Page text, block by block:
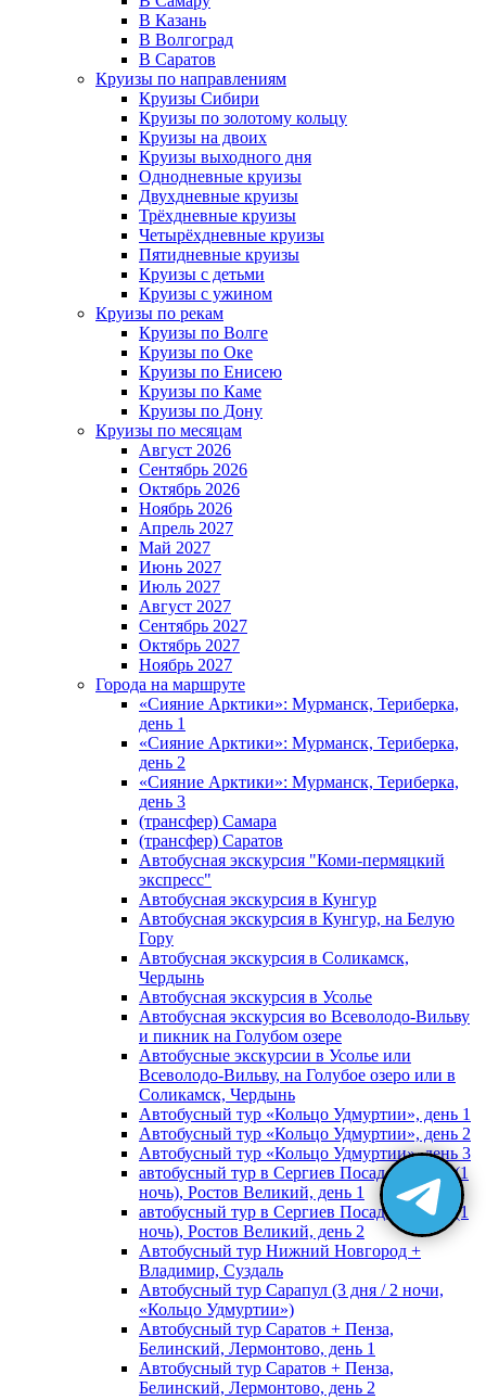
В Казань
В Волгоград
В Саратов
Круизы по направлениям
Круизы Сибири
Круизы по золотому кольцу
Круизы на двоих
Круизы выходного дня
Однодневные круизы
Двухдневные круизы
Трёхдневные круизы
Четырёхдневные круизы
Пятидневные круизы
Круизы с детьми
Круизы с ужином
Круизы по рекам
Круизы по Волге
Круизы по Оке
Круизы по Енисею
Круизы по Каме
Круизы по Дону
Круизы по месяцам
Август 2026
Сентябрь 2026
Октябрь 2026
Ноябрь 2026
Апрель 2027
Май 2027
Июнь 2027
Июль 2027
Август 2027
Сентябрь 2027
Октябрь 2027
Ноябрь 2027
Города на маршруте
«Сияние Арктики»: Мурманск, Териберка,
день 1
«Сияние Арктики»: Мурманск, Териберка,
день 2
«Сияние Арктики»: Мурманск, Териберка,
день 3
(трансфер) Самара
(трансфер) Саратов
Автобусная экскурсия "Коми-пермяцкий
экспресс"
Автобусная экскурсия в Кунгур
Автобусная экскурсия в Кунгур, на Белую
Гору
Автобусная экскурсия в Соликамск,
Чердынь
Автобусная экскурсия в Усолье
Автобусная экскурсия во Всеволодо-Вильву
и пикник на Голубом озере
Автобусные экскурсии в Усолье или
Всеволодо-Вильву, на Голубое озеро или в
Соликамск, Чердынь
Автобусный тур «Кольцо Удмуртии», день 1
Автобусный тур «Кольцо Удмуртии», день 2
Автобусный тур «Кольцо Удмуртии», день 3
автобусный тур в Сергиев Посад, Москву (1
ночь), Ростов Великий, день 1
автобусный тур в Сергиев Посад, Москву (1
ночь), Ростов Великий, день 2
Автобусный тур Нижний Новгород +
Владимир, Суздаль
Автобусный тур Сарапул (3 дня / 2 ночи,
«Кольцо Удмуртии»)
Автобусный тур Саратов + Пенза,
Белинский, Лермонтово, день 1
Автобусный тур Саратов + Пенза,
Белинский, Лермонтово, день 2